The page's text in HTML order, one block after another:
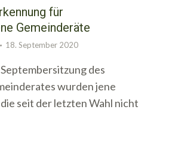
für
Gemeinderäte
18. September 2020
des
wurden jene
seit der letzten Wahl nicht